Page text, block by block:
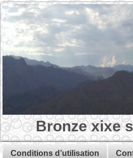
Bronze xixe
Conditions d’utilisation